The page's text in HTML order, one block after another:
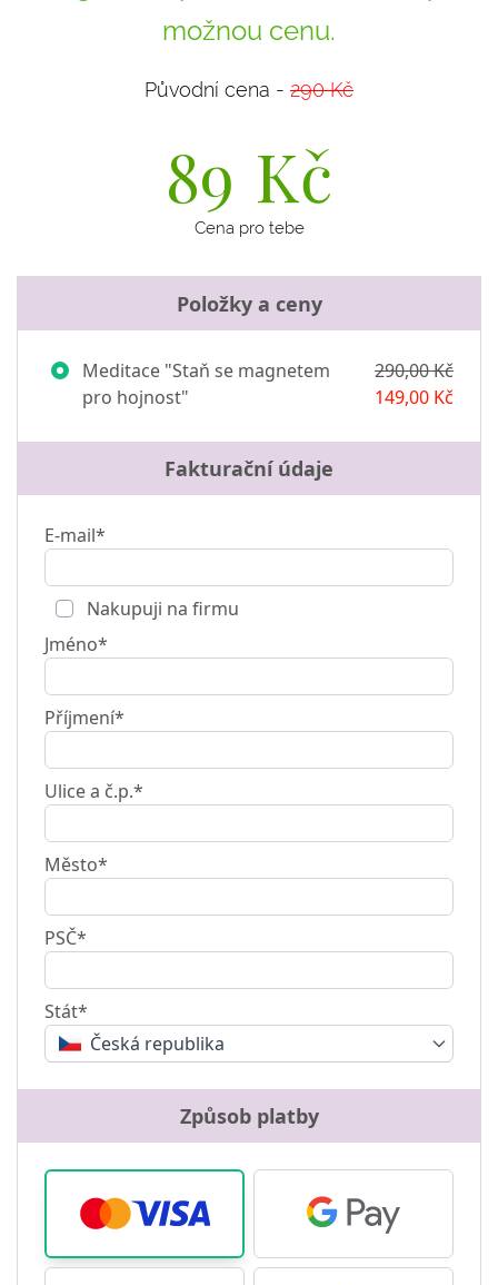
možnou cenu.
Původní cena - 290 Kč
89 Kč
Cena pro tebe
Položky a ceny
Meditace "Staň se magnetem
pro hojnost"
290,00 Kč
149,00 Kč
Fakturační údaje
E-mail*
Nakupuji na firmu
Jméno*
Příjmení*
Ulice a č.p.*
Město*
PSČ*
Stát*
Česká republika
Způsob platby